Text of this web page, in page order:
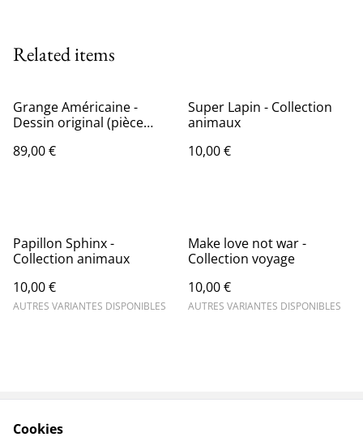
Related items
Grange Américaine -
Dessin original (pièce
89,00 €
Super Lapin - Collection
animaux
10,00 €
Papillon Sphinx -
Collection animaux
10,00 €
AUTRES VARIANTES DISPONIBLES
Make love not war -
Collection voyage
10,00 €
AUTRES VARIANTES DISPONIBLES
Cookies